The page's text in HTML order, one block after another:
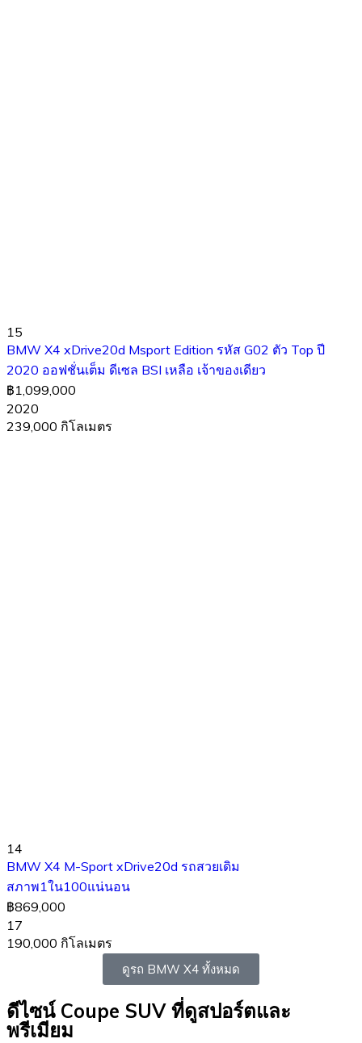
15
BMW X4 xDrive20d Msport Edition รหัส G02 ตัว Top ปี
2020 ออฟชั่นเต็ม ดีเซล BSI เหลือ เจ้าของเดียว
฿1,099,000
2020
239,000 กิโลเมตร
14
BMW X4 M-Sport xDrive20d รถสวยเดิม
สภาพ1ใน100แน่นอน
฿869,000
17
190,000 กิโลเมตร
ดูรถ BMW X4 ทั้งหมด
ดีไซน์ Coupe SUV ที่ดูสปอร์ตและ
พรีเมียม